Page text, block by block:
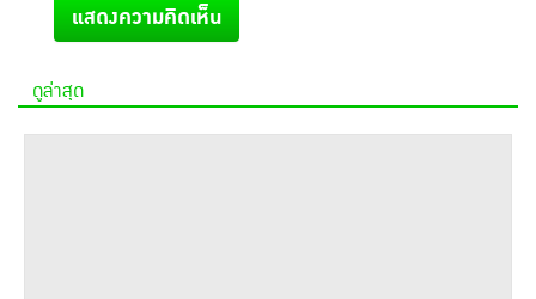
แสดงความคิดเห็น
ดูล่าสุด